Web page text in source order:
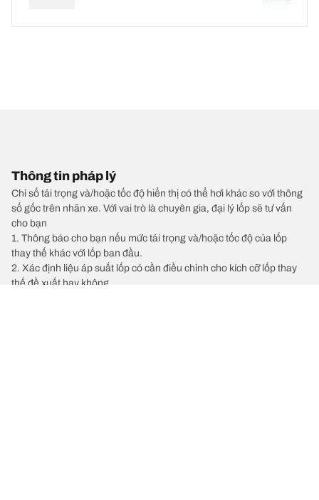
Thông tin pháp lý
Chỉ số tải trọng và/hoặc tốc độ hiển thị có thể hơi khác so với thông
số gốc trên nhãn xe. Với vai trò là chuyên gia, đại lý lốp sẽ tư vấn
cho bạn
1. Thông báo cho bạn nếu mức tải trọng và/hoặc tốc độ của lốp
thay thế khác với lốp ban đầu.
2. Xác định liệu áp suất lốp có cần điều chỉnh cho kích cỡ lốp thay
thế đề xuất hay không.